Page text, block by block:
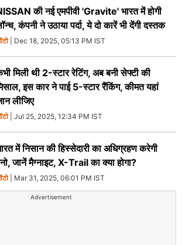
की नई एमपीवी 'Gravite' भारत में होगी
कंपनी ने उठाया पर्दा, ये दो कारें भी देंगी दस्तक
| Dec 18, 2025, 05:13 PM IST
मिली थी 2-स्टार रेटिंग, अब बनी सेफ्टी की
इस कार ने पाई 5-स्टार रैंकिंग, कीमत यहां
लीजिए
| Jul 25, 2025, 12:34 PM IST
में निसान की हिस्सेदारी का अधिग्रहण करेगी
जानें मैग्नाइट, X-Trail का क्या होगा?
| Mar 31, 2025, 06:01 PM IST
Advertisement